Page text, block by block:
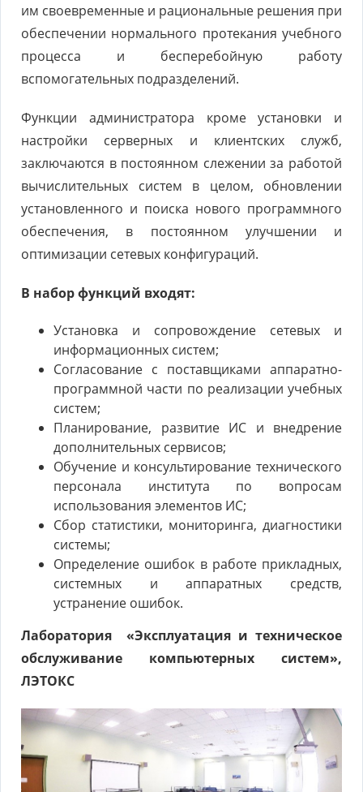
им своевременные и рациональные решения при
обеспечении нормального протекания учебного
процесса и бесперебойную работу
вспомогательных подразделений.
Функции администратора кроме установки и
настройки серверных и клиентских служб,
заключаются в постоянном слежении за работой
вычислительных систем в целом, обновлении
установленного и поиска нового программного
обеспечения, в постоянном улучшении и
оптимизации сетевых конфигураций.
В набор функций входят:
Установка и сопровождение сетевых и
информационных систем;
Согласование с поставщиками аппаратно-
программной части по реализации учебных
систем;
Планирование, развитие ИС и внедрение
дополнительных сервисов;
Обучение и консультирование технического
персонала института по вопросам
использования элементов ИС;
Сбор статистики, мониторинга, диагностики
системы;
Определение ошибок в работе прикладных,
системных и аппаратных средств,
устранение ошибок.
Лаборатория «Эксплуатация и техническое
обслуживание компьютерных систем»,
ЛЭТОКС